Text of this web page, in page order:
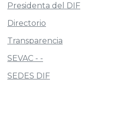
Presidenta del DIF
Directorio
Transparencia
SEVAC - -
SEDES DIF